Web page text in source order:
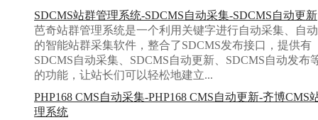
SDCMS站群管理系统-SDCMS自动采集-SDCMS自动更新
芭奇站群管理系统是一个利用关键字进行自动采集、自
的智能站群采集软件，整合了SDCMS发布接口，提供有
SDCMS自动采集、SDCMS自动更新、SDCMS自动发布
的功能，让站长们可以轻松地建立...
PHP168 CMS自动采集-PHP168 CMS自动更新-齐博CMS
理系统